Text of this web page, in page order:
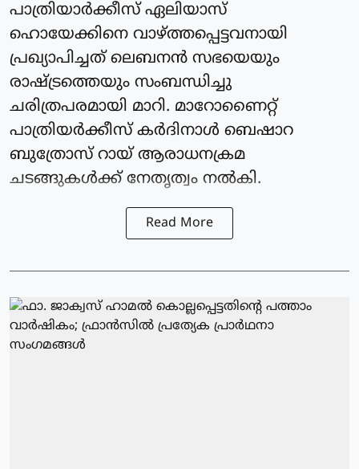
പാത്രിയാര്‍ക്കീസ് ഏലിയാസ്
ഹൊയേക്കിനെ വാഴ്ത്തപ്പെട്ടവനായി
പ്രഖ്യാപിച്ചത് ലെബനന്‍ സഭയെയും
രാഷ്ട്രത്തെയും സംബന്ധിച്ചു
ചരിത്രപരമായി മാറി. മാറോണൈറ്റ്
പാത്രിയര്‍ക്കീസ് കർദിനാള്‍ ബെഷാറ
ബുത്രോസ് റായ് ആരാധനക്രമ
ചടങ്ങുകള്‍ക്ക് നേതൃത്വം നല്‍കി.
Read More